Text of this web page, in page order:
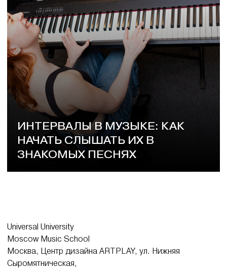
ИНТЕРВАЛЫ В МУЗЫКЕ: КАК
НАЧАТЬ СЛЫШАТЬ ИХ В
ЗНАКОМЫХ ПЕСНЯХ
Universal University
Moscow Music School
Москва, Центр дизайна ARTPLAY, ул. Нижняя
Сыромятническая,